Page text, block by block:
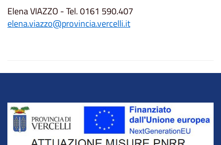
Elena VIAZZO - Tel. 0161 590.407
elena.viazzo@provincia.vercelli.it
Title